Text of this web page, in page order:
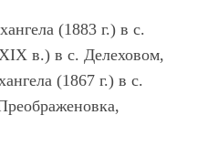
(1883 г.) в с.
в.) в с. Делеховом,
(1867 г.) в с.